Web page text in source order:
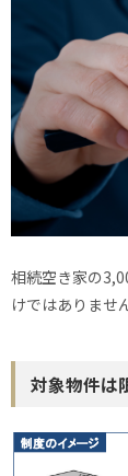
相続空き家の
けではありませ
対象物件は